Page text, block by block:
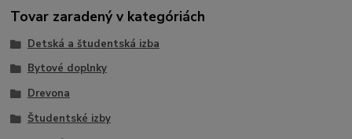
Tovar zaradený v kategóriách
Detská a študentská izba
Bytové doplnky
Drevona
Študentské izby